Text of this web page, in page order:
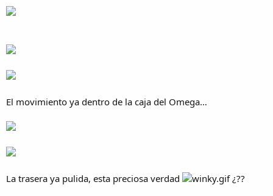
El movimiento ya dentro de la caja del Omega…
La trasera ya pulida, esta preciosa verdad ¿??